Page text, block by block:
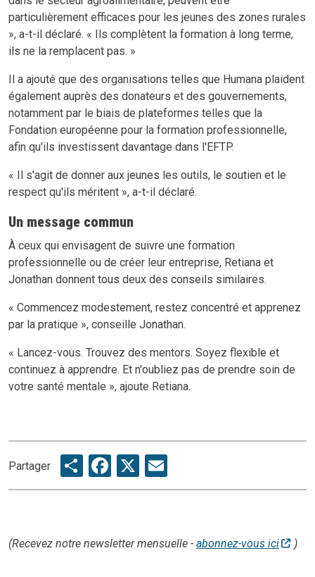
particulièrement efficaces pour les jeunes des zones rurales
», a-t-il déclaré. « Ils complètent la formation à long terme,
ils ne la remplacent pas. »
Il a ajouté que des organisations telles que Humana plaident
également auprès des donateurs et des gouvernements,
notamment par le biais de plateformes telles que la
Fondation européenne pour la formation professionnelle,
afin qu'ils investissent davantage dans l'EFTP.
« Il s'agit de donner aux jeunes les outils, le soutien et le
respect qu'ils méritent », a-t-il déclaré.
Un message commun
À ceux qui envisagent de suivre une formation
professionnelle ou de créer leur entreprise, Retiana et
Jonathan donnent tous deux des conseils similaires.
« Commencez modestement, restez concentré et apprenez
par la pratique », conseille Jonathan.
« Lancez-vous. Trouvez des mentors. Soyez flexible et
continuez à apprendre. Et n'oubliez pas de prendre soin de
votre santé mentale », ajoute Retiana.
Partager ShareFacebook
X
(Recevez notre newsletter mensuelle - abonnez-vous ici )